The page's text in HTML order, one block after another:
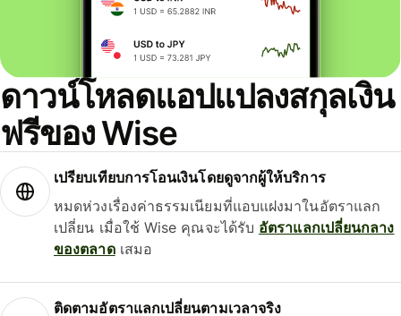
ดาวน์โหลดแอปแปลงสกุลเงิน
ฟรีของ Wise
เปรียบเทียบการโอนเงินโดยดูจากผู้ให้บริการ
หมดห่วงเรื่องค่าธรรมเนียมที่แอบแฝงมาในอัตราแลก
เปลี่ยน เมื่อใช้ Wise คุณจะได้รับ อัตราแลกเปลี่ยนกลาง
ของตลาดเสมอ
ติดตามอัตราแลกเปลี่ยนตามเวลาจริง